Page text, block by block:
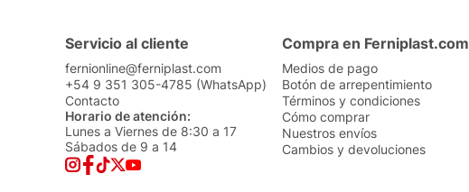
Servicio al cliente
fernionline@ferniplast.com
+54 9 351 305-4785 (WhatsApp)
Contacto
Horario de atención:
Lunes a Viernes de 8:30 a 17
Sábados de 9 a 14
Compra en Ferniplast.com
Medios de pago
Botón de arrepentimiento
Términos y condiciones
Cómo comprar
Nuestros envíos
Cambios y devoluciones